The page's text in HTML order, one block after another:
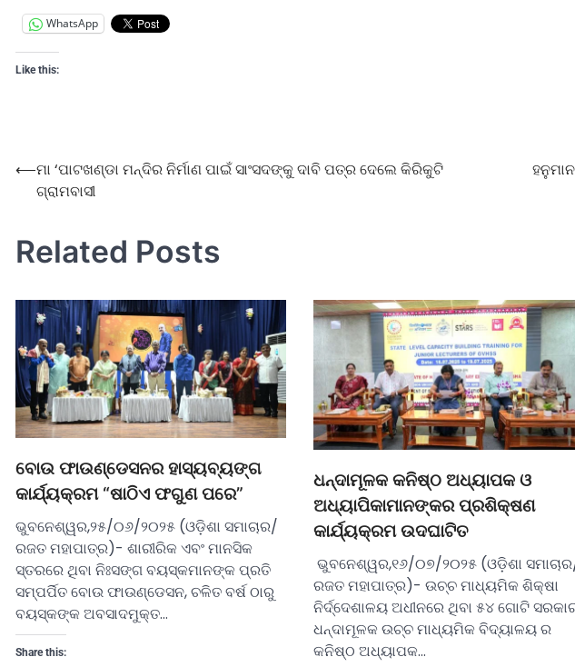
WhatsApp
Like this:
⟵ମା ‘ପାଟଖଣ୍ଡା ମନ୍ଦିର ନିର୍ମାଣ ପାଇଁ ସାଂସଦଙ୍କୁ ଦାବି ପତ୍ର ଦେଲେ କିରିକୁଟି
ଗ୍ରାମବାସୀ
Related Posts
ବୋଉ ଫାଉଣ୍ଡେସନର ହାସ୍ୟବ୍ୟଙ୍ଗ
କାର୍ଯ୍ୟକ୍ରମ “ଷାଠିଏ ଫଗୁଣ ପରେ”
ଭୁବନେଶ୍ୱର,୨୫/୦୬/୨୦୨୫ (ଓଡ଼ିଶା ସମାଚାର/
ରଜତ ମହାପାତ୍ର)- ଶାରୀରିକ ଏବଂ ମାନସିକ
ସ୍ତରରେ ଥିବା ନିଃସଙ୍ଗ ବୟସ୍କମାନଙ୍କ ପ୍ରତି
ସମ୍ପର୍ପିତ ବୋଉ ଫାଉଣ୍ଡେସନ, ଚଳିତ ବର୍ଷ ଠାରୁ
ବୟସ୍କଙ୍କ ଅବସାଦମୁକ୍ତ…
Share this:
ଧନ୍ଦାମୂଳକ କନିଷ୍ଠ ଅଧ୍ୟାପକ ଓ
ଅଧ୍ୟାପିକାମାନଙ୍କର ପ୍ରଶିକ୍ଷଣ
କାର୍ଯ୍ୟକ୍ରମ ଉଦଘାଟିତ
ଭୁବନେଶ୍ୱର,୧୬/୦୭/୨୦୨୫ (ଓଡ଼ିଶା
ରଜତ ମହାପାତ୍ର)- ଉଚ୍ଚ ମାଧ୍ୟମିକ ଶିକ୍ଷା
ନିର୍ଦ୍ଦେଶାଳୟ ଅଧୀନରେ ଥିବା ୫୪ ଗୋଟି
ଧନ୍ଦାମୂଳକ ଉଚ୍ଚ ମାଧ୍ୟମିକ ବିଦ୍ୟାଳୟ ର
କନିଷ୍ଠ ଅଧ୍ୟାପକ…